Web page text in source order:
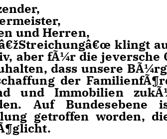
und Herren,
klingt
aber fÃ¼r die jeversche
dass unsere
der
und Immobilien
Auf Bundesebene
getroffen worden,